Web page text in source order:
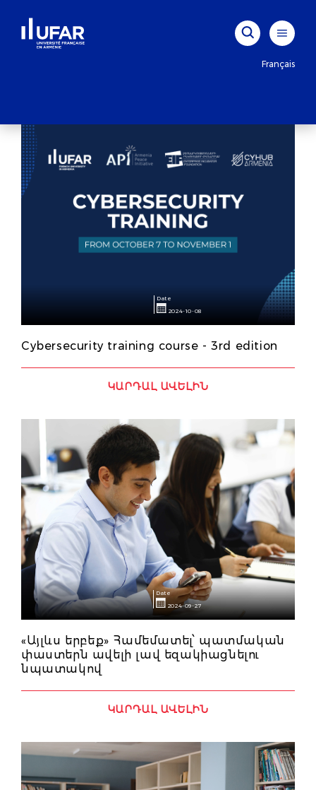
Français
Date
2024-10-08
Cybersecurity training course - 3rd edition
ԿԱՐԴԱԼ ԱՎԵԼԻՆ
Date
2024-09-27
«Այլևս երբեք» Համեմատել՝ պատմական
փաստերն ավելի լավ եզակիացնելու
նպատակով
ԿԱՐԴԱԼ ԱՎԵԼԻՆ